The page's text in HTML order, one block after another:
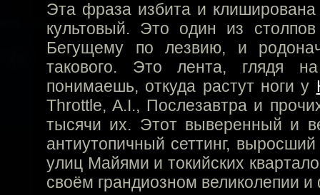
Эта фраза избита и
культовый. Это один из
Бегущему по лезвию, и
такового. Это лента, глядя
понимаешь, откуда растут ноги у
Throttle, A.I., Послезавтра и
тысячи их. Этот выверенный и
антиутопичный сеттинг,
улиц Майями и токийских
своём грандиозном великолепии